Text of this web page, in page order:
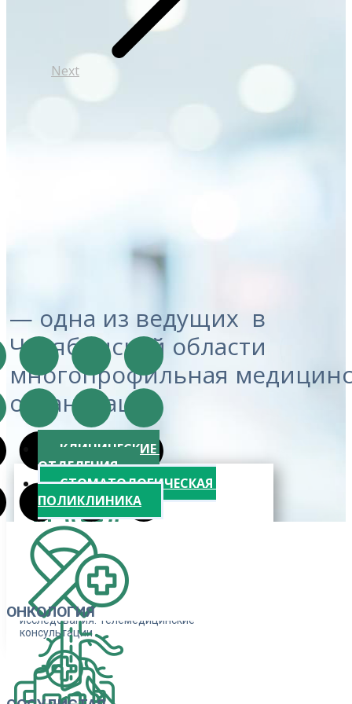
Next
ДИАГНОСТИКА
Консультации врачей
- специалистов.
Лабораторные и инструментальные
исследования. Телемедицинские
консультации
— одна из ведущих в
Челябинской области
многопрофильная
организация
КЛИНИЧЕСКИЕ
ОТДЕЛЕНИЯ
СТОМАТОЛОГИЧЕСКАЯ
ПОЛИКЛИНИКА
ОНКОЛОГИЯ